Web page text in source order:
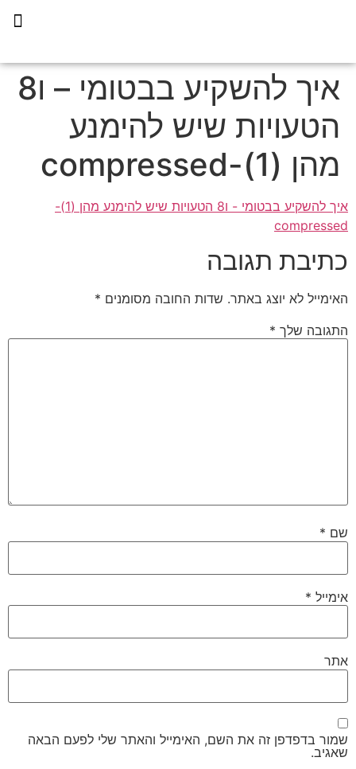
איך להשקיע בבטומי – ו8
הטעויות שיש להימנע
מהן (1)-compressed
איך להשקיע בבטומי - ו8 הטעויות שיש להימנע מהן (1)-
compressed
כתיבת תגובה
האימייל לא יוצג באתר. שדות החובה מסומנים *
התגובה שלך *
שם *
אימייל *
אתר
שמור בדפדפן זה את השם, האימייל והאתר שלי לפעם הבאה
שאגיב.